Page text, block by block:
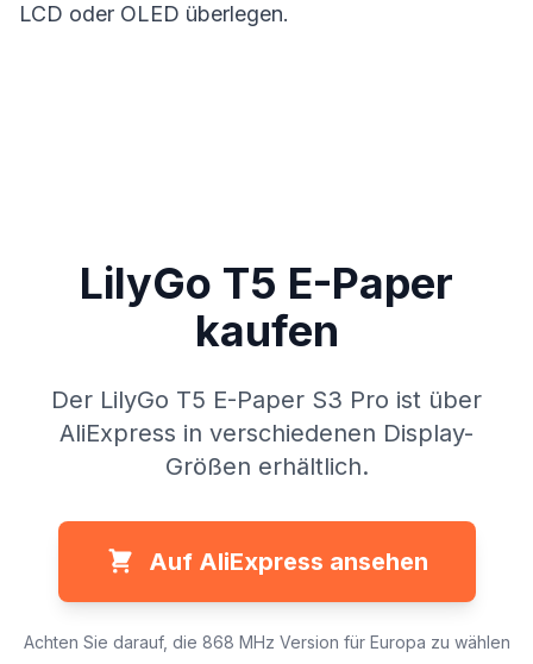
LCD oder OLED überlegen.
LilyGo T5 E-Paper
kaufen
Der LilyGo T5 E-Paper S3 Pro ist über
AliExpress in verschiedenen Display-
Größen erhältlich.
Auf AliExpress ansehen
Achten Sie darauf, die 868 MHz Version für Europa zu wählen